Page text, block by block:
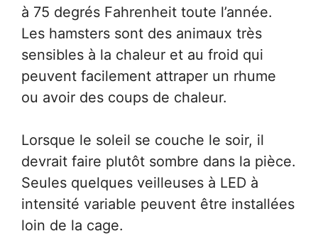
à 75 degrés Fahrenheit toute l’année.
Les hamsters sont des animaux très
sensibles à la chaleur et au froid qui
peuvent facilement attraper un rhume
ou avoir des coups de chaleur.
Lorsque le soleil se couche le soir, il
devrait faire plutôt sombre dans la pièce.
Seules quelques veilleuses à LED à
intensité variable peuvent être installées
loin de la cage.